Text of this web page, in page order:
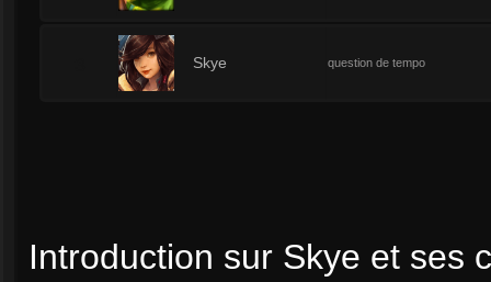
Skye question de tempo
Introduction sur Skye et ses